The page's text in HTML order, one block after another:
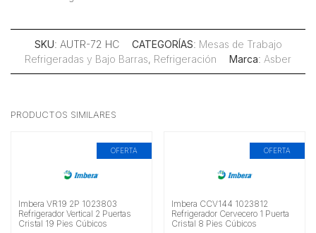
SKU: AUTR-72 HC CATEGORÍAS: Mesas de Trabajo
Refrigeradas y Bajo Barras, Refrigeración Marca: Asber
PRODUCTOS SIMILARES
OFERTA
Imbera VR19 2P 1023803
Refrigerador Vertical 2 Puertas
Cristal 19 Pies Cúbicos
OFERTA
Imbera CCV144 1023812
Refrigerador Cervecero 1 Puerta
Cristal 8 Pies Cúbicos